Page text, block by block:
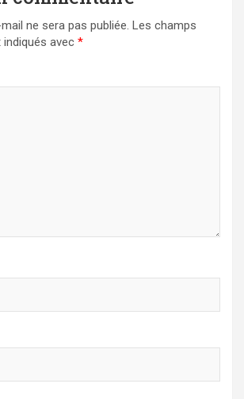
ne sera pas publiée. Les champs
avec *